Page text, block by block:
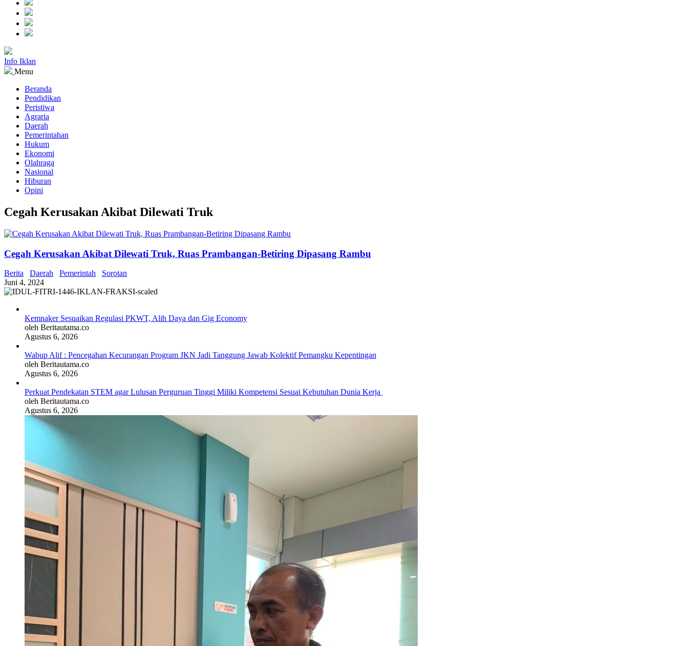
Info Iklan
Menu
Beranda
Pendidikan
Peristiwa
Agraria
Daerah
Pemerintahan
Hukum
Ekonomi
Olahraga
Nasional
Hiburan
Opini
Cegah Kerusakan Akibat Dilewati Truk
Cegah Kerusakan Akibat Dilewati Truk, Ruas Prambangan-Betiring Dipasang Rambu
Berita Daerah Pemerintah
Sorotan
Juni 4, 2024
Kemnaker Sesuaikan Regulasi PKWT, Alih Daya dan Gig Economy
oleh Beritautama.co
Agustus 6, 2026
Wabup Alif : Pencegahan Kecurangan Program JKN Jadi Tanggung Jawab Kolektif Pemangku Kepentingan
oleh Beritautama.co
Agustus 6, 2026
Perkuat Pendekatan STEM agar Lulusan Perguruan Tinggi Miliki Kompetensi Sesuai Kebutuhan Dunia Kerja
oleh Beritautama.co
Agustus 6, 2026